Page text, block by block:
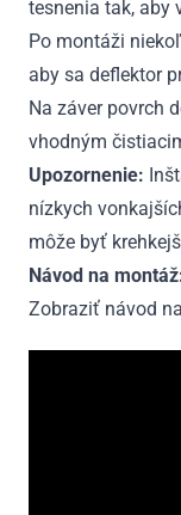
tesnenia tak, aby
Po montáži
aby sa deflektor
Na záver povrch
vhodným
Upozornenie:
nízkych
môže byť
Návod na
Zobraziť návod